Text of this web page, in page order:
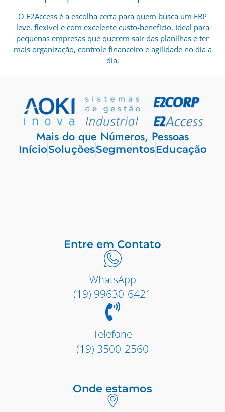
O E2Access é a escolha certa para quem busca um ERP
leve, flexível e com excelente custo-benefício. Ideal para
pequenas empresas que querem sair das planilhas e ter
mais organização, controle financeiro e agilidade no dia a
dia.
Mais do que Números, Pessoas
InícioSoluçõesSegmentosEducação
Entre em Contato
WhatsApp
(19) 99630-6421
Telefone
(19) 3500-2560
Onde estamos